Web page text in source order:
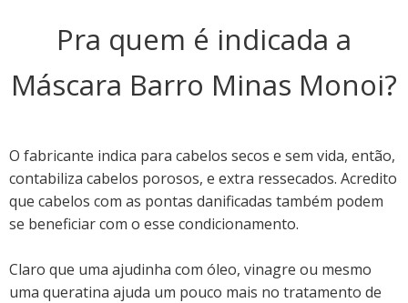
Pra quem é indicada a
Máscara Barro Minas Monoi?
O fabricante indica para cabelos secos e sem vida, então,
contabiliza cabelos porosos, e extra ressecados. Acredito
que cabelos com as pontas danificadas também podem
se beneficiar com o esse condicionamento.
Claro que uma ajudinha com óleo, vinagre ou mesmo
uma queratina ajuda um pouco mais no tratamento de